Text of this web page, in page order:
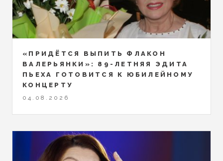
«ПРИДЁТСЯ ВЫПИТЬ ФЛАКОН
ВАЛЕРЬЯНКИ»: 89-ЛЕТНЯЯ ЭДИТА
ПЬЕХА ГОТОВИТСЯ К ЮБИЛЕЙНОМУ
КОНЦЕРТУ
04.08.2026